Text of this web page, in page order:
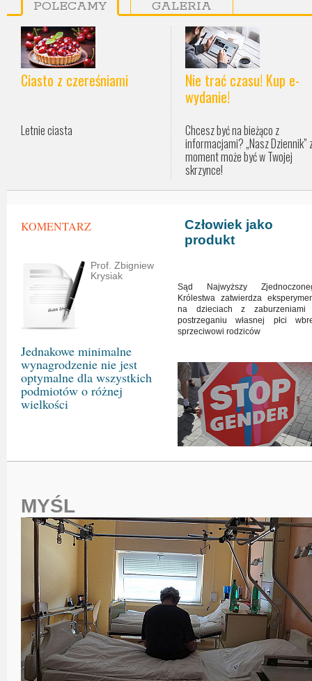
POLECAMY GALERIA
Ciasto z czereśniami
Letnie ciasta
Nie trać czasu! Kup e-
wydanie!
Chcesz być na bieżąco z
informacjami? „Nasz Dziennik”
moment może być w Twojej
skrzynce!
KOMENTARZ
Prof. Zbigniew
Krysiak
Jednakowe minimalne
wynagrodzenie nie jest
optymalne dla wszystkich
podmiotów o różnej
wielkości
Człowiek jako
produkt
Sąd Najwyższy
Królestwa zatwierdza
na dzieciach z zaburzeniami
postrzeganiu własnej płci
sprzeciwowi rodziców
MYŚL